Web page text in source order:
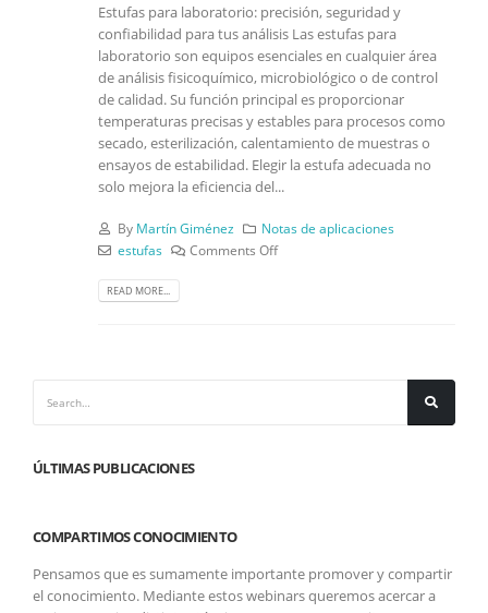
Estufas para laboratorio: precisión, seguridad y
confiabilidad para tus análisis Las estufas para
laboratorio son equipos esenciales en cualquier área
de análisis fisicoquímico, microbiológico o de control
de calidad. Su función principal es proporcionar
temperaturas precisas y estables para procesos como
secado, esterilización, calentamiento de muestras o
ensayos de estabilidad. Elegir la estufa adecuada no
solo mejora la eficiencia del...
By Martín Giménez
Notas de aplicaciones
estufas
Comments Off
READ MORE...
ÚLTIMAS PUBLICACIONES
COMPARTIMOS CONOCIMIENTO
Pensamos que es sumamente importante promover y compartir
el conocimiento. Mediante estos webinars queremos acercar a